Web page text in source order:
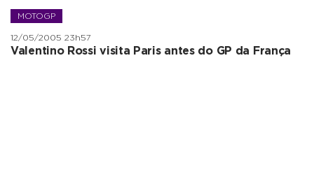
MOTOGP
12/05/2005 23h57
Valentino Rossi visita Paris antes do GP da França